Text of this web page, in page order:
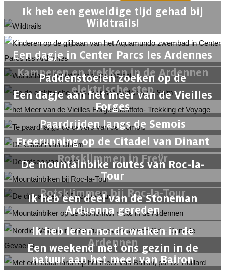
Ik heb een geweldige tijd gehad bij
Wildtrails!
Een dagje in Center Parcs les Ardennes
Kamperen en trekken in de Ardennen
Paddenstoelen zoeken op de
elektrische step
Een dagje aan het meer van de Vieilles
Forges
Paardrijden langs de Semois
Freerunning op de Citadel van Dinant
Rotsklimmen in Freÿr
De mountainbike routes van Roc-la-
Tour
Rotsklimmen bij Roc-la-Tour
Ik heb een deel van de Stoneman
Arduenna gereden
Ik heb leren nordicwalken in de
Ardennen
Een weekend met ons gezin in de
natuur aan het meer van Bairon